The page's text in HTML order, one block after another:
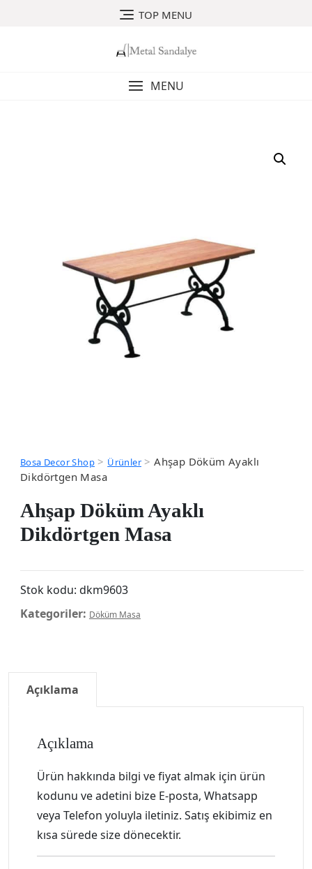
TOP MENU
MENU
Bosa Decor Shop> Ürünler>Ahşap Döküm Ayaklı
Dikdörtgen Masa
Ahşap Döküm Ayaklı
Dikdörtgen Masa
Stok kodu: dkm9603
Kategoriler: Döküm Masa
Açıklama
Açıklama
Ürün hakkında bilgi ve fiyat almak için ürün
kodunu ve adetini bize E-posta, Whatsapp
veya Telefon yoluyla iletiniz. Satış ekibimiz en
kısa sürede size dönecektir.